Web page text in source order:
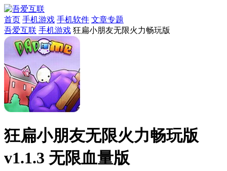
首页 手机游戏 手机软件 文章专题
吾爱互联 手机游戏 狂扁小朋友无限火力畅玩版
狂扁小朋友无限火力畅玩版
v1.1.3 无限血量版